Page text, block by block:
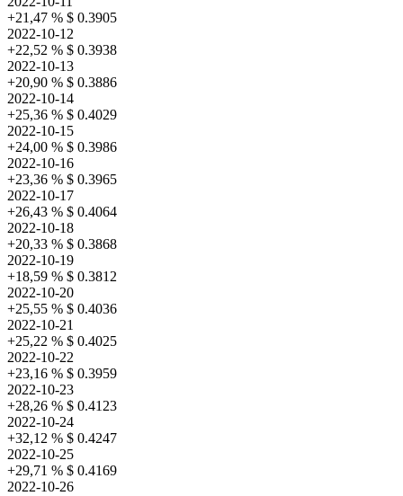
+21,47 % $ 0.3905
2022-10-12
+22,52 % $ 0.3938
2022-10-13
+20,90 % $ 0.3886
2022-10-14
+25,36 % $ 0.4029
2022-10-15
+24,00 % $ 0.3986
2022-10-16
+23,36 % $ 0.3965
2022-10-17
+26,43 % $ 0.4064
2022-10-18
+20,33 % $ 0.3868
2022-10-19
+18,59 % $ 0.3812
2022-10-20
+25,55 % $ 0.4036
2022-10-21
+25,22 % $ 0.4025
2022-10-22
+23,16 % $ 0.3959
2022-10-23
+28,26 % $ 0.4123
2022-10-24
+32,12 % $ 0.4247
2022-10-25
+29,71 % $ 0.4169
2022-10-26